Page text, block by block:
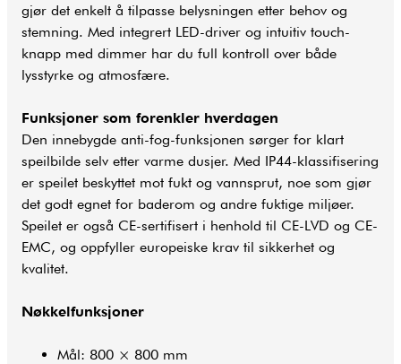
gjør det enkelt å tilpasse belysningen etter behov og
stemning. Med integrert LED-driver og intuitiv touch-
knapp med dimmer har du full kontroll over både
lysstyrke og atmosfære.
Funksjoner som forenkler hverdagen
Den innebygde anti-fog-funksjonen sørger for klart
speilbilde selv etter varme dusjer. Med IP44-klassifisering
er speilet beskyttet mot fukt og vannsprut, noe som gjør
det godt egnet for baderom og andre fuktige miljøer.
Speilet er også CE-sertifisert i henhold til CE-LVD og CE-
EMC, og oppfyller europeiske krav til sikkerhet og
kvalitet.
Nøkkelfunksjoner
Mål: 800 × 800 mm